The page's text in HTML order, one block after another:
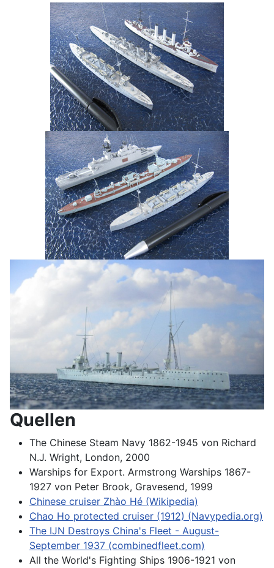
Quellen
The Chinese Steam Navy 1862-1945 von Richard
N.J. Wright, London, 2000
Warships for Export. Armstrong Warships 1867-
1927 von Peter Brook, Gravesend, 1999
Chinese cruiser Zhào Hé (Wikipedia)
Chao Ho protected cruiser (1912) (Navypedia.org)
The IJN Destroys China's Fleet - August-
September 1937 (combinedfleet.com)
All the World's Fighting Ships 1906-1921 von